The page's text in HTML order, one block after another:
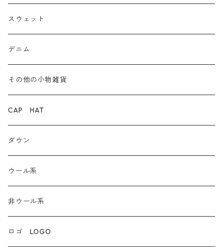
爆暖フリース裏起毛
ボア
デニム
ダウン
ダンガリー
ウール系
非ウール系
エコレザー合成皮革
ロゴ
前後２WAY
スウェット
デニム
その他の小物雑貨
CAP HAT
ダウン
ウール系
非ウール系
ロゴ LOGO